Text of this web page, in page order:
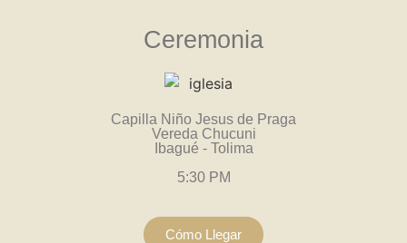
Ceremonia
Capilla Niño Jesus de Praga
Vereda Chucuni
Ibagué - Tolima
5:30 PM
Cómo Llegar